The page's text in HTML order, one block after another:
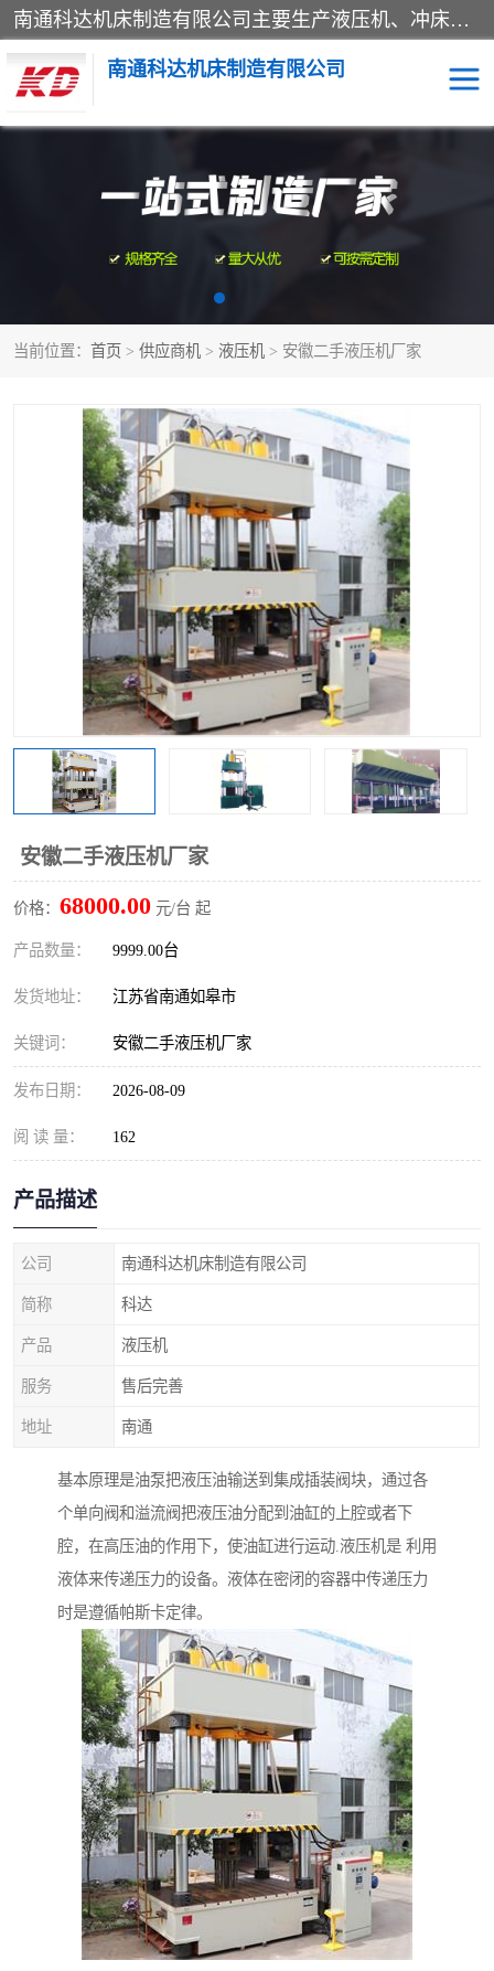
南通科达机床制造有限公司主要生产液压机、冲床、压力机等产品；本公司采用现代化企业的管理方法进行管理，立足于产品的质量管理，以优秀的品质、新颖的设计、合理的价格、完善的服务赢得广大客户的充分信赖和良好的口碑。领导层将运用科学管理方法及长期积累下来的经验和广泛领域吸取来新的技术不断调整产品结构，为市场提供精良的各类机械设备。企业将坚持与国内外各界朋友，真诚合作，共创辉煌。
南通科达机床制造有限公司
当前位置： 首页 > 供应商机 > 液压机 > 安徽二手液压机厂家
安徽二手液压机厂家
价格： 68000.00 元/台 起
产品数量： 9999.00台
发货地址： 江苏省南通如皋市
关键词： 安徽二手液压机厂家
发布日期： 2026-08-09
阅 读 量： 162
产品描述
公司 南通科达机床制造有限公司
简称 科达
产品 液压机
服务 售后完善
地址 南通
基本原理是油泵把液压油输送到集成插装阀块，通过各
个单向阀和溢流阀把液压油分配到油缸的上腔或者下
腔，在高压油的作用下，使油缸进行运动.液压机是 利用
液体来传递压力的设备。液体在密闭的容器中传递压力
时是遵循帕斯卡定律。
四柱液压机 液压机
卷板机